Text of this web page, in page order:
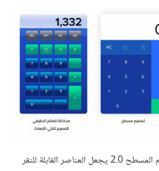
نلاحظ في الصورة أن التصميم المسطح 2.0 يجعل العناصر القابلة للنقر